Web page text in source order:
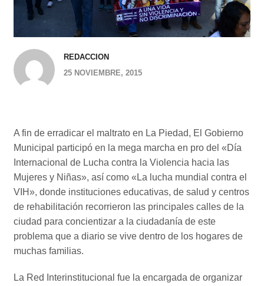
REDACCION
25 NOVIEMBRE, 2015
A fin de erradicar el maltrato en La Piedad, El Gobierno
Municipal participó en la mega marcha en pro del «Día
Internacional de Lucha contra la Violencia hacia las
Mujeres y Niñas», así como «La lucha mundial contra el
VIH», donde instituciones educativas, de salud y centros
de rehabilitación recorrieron las principales calles de la
ciudad para concientizar a la ciudadanía de este
problema que a diario se vive dentro de los hogares de
muchas familias.
La Red Interinstitucional fue la encargada de organizar